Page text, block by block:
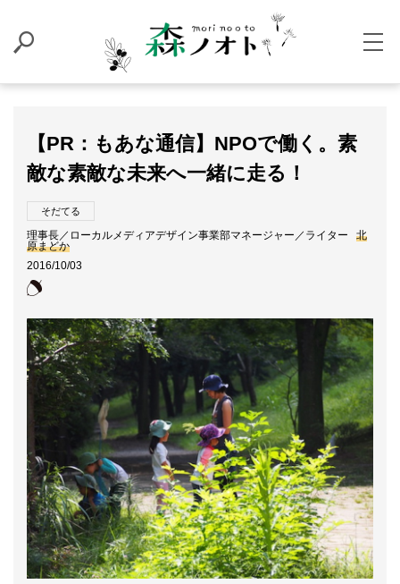
【PR：もあな通信】NPOで働く。素
敵な素敵な未来へ一緒に走る！
そだてる
理事長／ローカルメディアデザイン事業部マネージャー／ライター
北
原まどか
2016/10/03